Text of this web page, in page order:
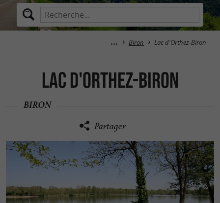
Biron Lac d'Orthez-Biron
Lac d'Orthez-Biron
BIRON
Partager